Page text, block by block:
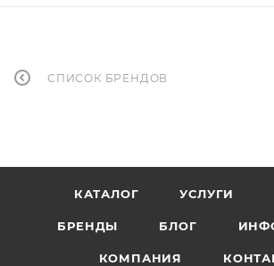
СПИСОК БРЕНДОВ
КАТАЛОГ УСЛУГИ
БРЕНДЫ БЛОГ
КОМПАНИЯ